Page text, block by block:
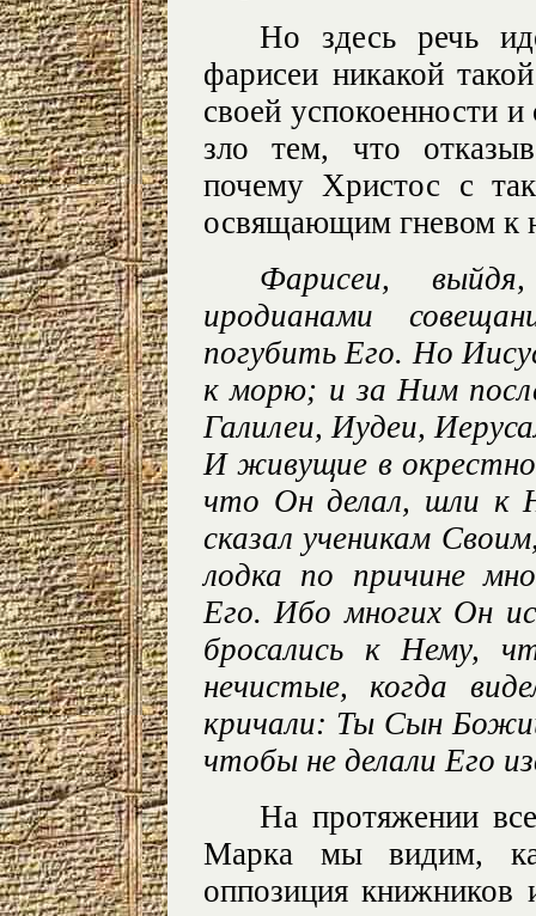
Но здесь речь
фарисеи никакой
своей успокоенности
зло тем, что
почему Христос с
освящающим гневом к
Фарисеи,
иродианами
погубить Его. Но
к морю; и за Ним
Галилеи, Иудеи,
И живущие в
что Он делал, шли к
сказал ученикам
лодка по причине
Его. Ибо многих Он
бросались к Нему,
нечистые, когда
кричали: Ты Сын
чтобы не делали Его
На протяжении
Марка мы видим,
оппозиция книжников